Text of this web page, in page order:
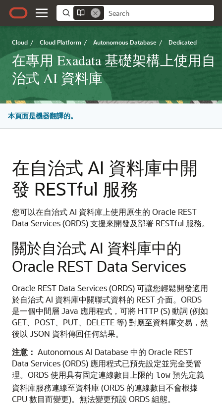
Cloud / Cloud Platform / Autonomous Database / Dedicated
在專用 Exadata 基礎架構上使用自
治式 AI 資料庫
本頁面是機器翻譯的。
在自治式 AI 資料庫中開
發 RESTful 服務
您可以在自治式 AI 資料庫上使用原生的 Oracle REST
Data Services (ORDS) 支援來開發及部署 RESTful 服務。
關於自治式 AI 資料庫中的
Oracle REST Data Services
Oracle REST Data Services (ORDS) 可讓您輕鬆開發適用
於自治式 AI 資料庫中關聯式資料的 REST 介面。ORDS
是一個中間層 Java 應用程式，可將 HTTP (S) 動詞 (例如
GET、POST、PUT、DELETE 等) 對應至資料庫交易，然
後以 JSON 資料傳回任何結果。
注意： Autonomous AI Database 中的 Oracle REST
Data Services (ORDS) 應用程式已預先設定並完全受管
理。ORDS 使用具有固定連線數目上限的 low 預先定義
資料庫服務連線至資料庫 (ORDS 的連線數目不會根據
CPU 數目而變更)。無法變更預設 ORDS 組態。